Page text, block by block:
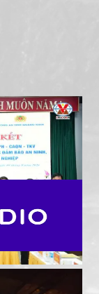
tục nâng cao
an toàn khai